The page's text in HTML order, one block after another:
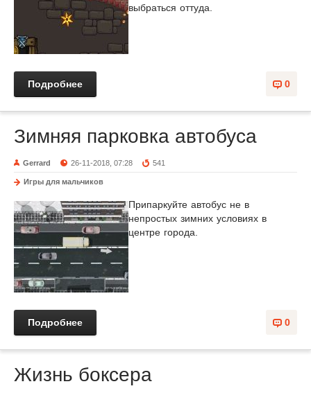
выбраться оттуда.
0
Подробнее
Зимняя парковка автобуса
Gerrard 26-11-2018, 07:28 541
Игры для мальчиков
Припаркуйте автобус не в
непростых зимних условиях в
центре города.
0
Подробнее
Жизнь боксера